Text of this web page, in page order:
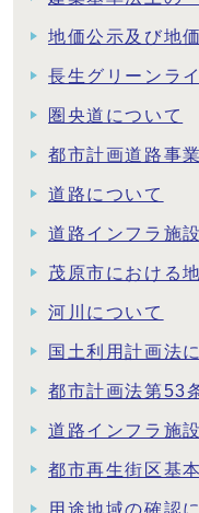
地価公示及び地
長生グリーンラ
圏央道について
都市計画道路事
道路について
道路インフラ施
茂原市における
河川について
国土利用計画法
都市計画法第53
道路インフラ施
都市再生街区基